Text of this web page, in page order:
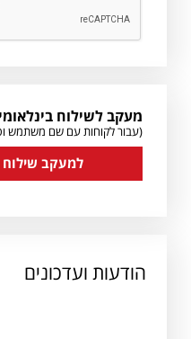
מעקב לשילוח בינלאומי
(עבור לקוחות עם שם משתמש
למעקב שילוח
הודעות ועדכונים